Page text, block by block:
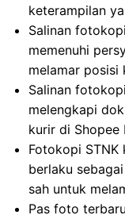
keterampilan
Salinan
memenuhi
melamar posisi
Salinan
melengkapi
kurir di Shopee
Fotokopi STNK
berlaku
sah untuk
Pas foto